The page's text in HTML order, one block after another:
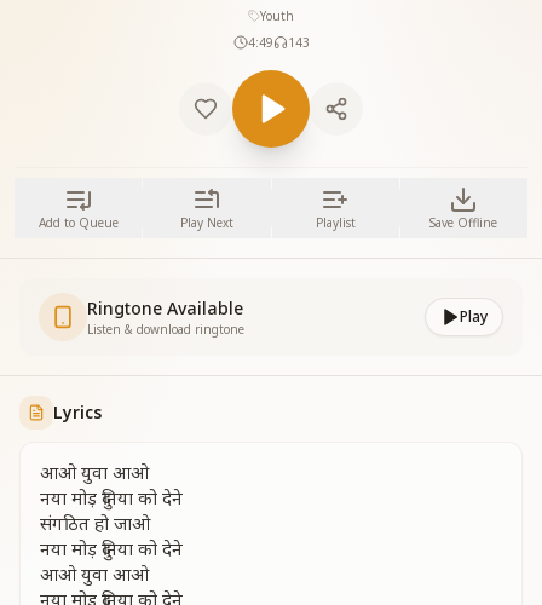
Youth
4:49
143
Add to Queue Play Next Playlist Save Offline
Ringtone Available
Listen & download ringtone
Play
Lyrics
आओ युवा आओ
नया मोड़ दुनिया को देने
संगठित हो जाओ
नया मोड़ दुनिया को देने
आओ युवा आओ
नया मोड़ दुनिया को देने